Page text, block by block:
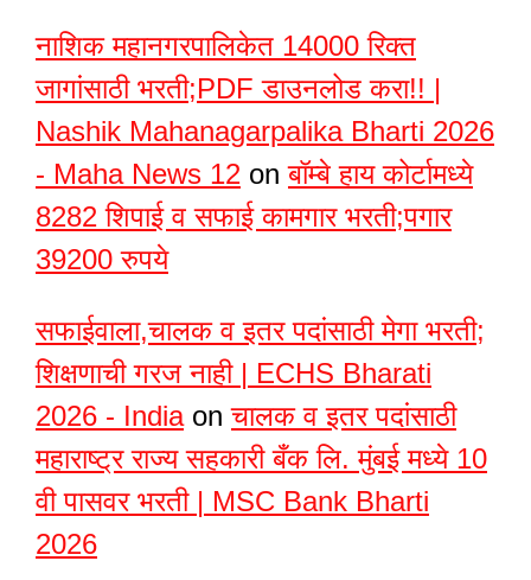
नाशिक महानगरपालिकेत 14000 रिक्त
जागांसाठी भरती;PDF डाउनलोड करा!! |
Nashik Mahanagarpalika Bharti 2026
- Maha News 12 onबॉम्बे हाय कोर्टामध्ये
8282 शिपाई व सफाई कामगार भरती;पगार
39200 रुपये
सफाईवाला,चालक व इतर पदांसाठी मेगा भरती;
शिक्षणाची गरज नाही | ECHS Bharati
2026 - Indiaonचालक व इतर पदांसाठी
महाराष्ट्र राज्य सहकारी बँक लि. मुंबई मध्ये 10
वी पासवर भरती | MSC Bank Bharti
2026